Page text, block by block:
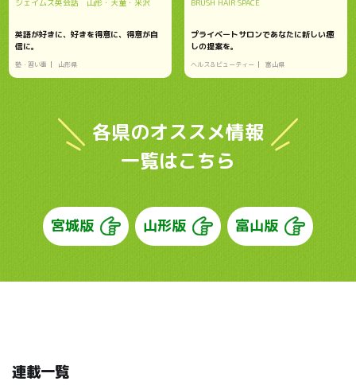
ジェイムズ英会話 山形・天童・米沢
英語が好きに、好きを得意に、得意が自
信に。
塾・習い事 山形県
BRUSH HAIR SPACE
プライベートサロンであなたに新しい癒
しの提案を。
ヘルス＆ビューティー 富山県
各県のオススメ情報
一覧はこちら
宮城版 山形版 富山版
連載一覧